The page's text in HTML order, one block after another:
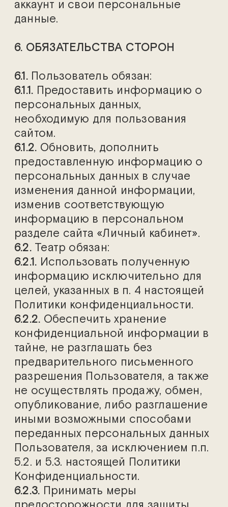
аккаунт и свои персональные
данные.
6. ОБЯЗАТЕЛЬСТВА СТОРОН
6.1.Пользователь обязан:
6.1.1. Предоставить информацию о
персональных данных,
необходимую для пользования
сайтом.
6.1.2. Обновить, дополнить
предоставленную информацию о
персональных данных в случае
изменения данной информации,
изменив соответствующую
информацию в персональном
разделе сайта «Личный кабинет».
6.2.Театр обязан:
6.2.1. Использовать полученную
информацию исключительно для
целей, указанных в п. 4 настоящей
Политики конфиденциальности.
6.2.2. Обеспечить хранение
конфиденциальной информации в
тайне, не разглашать без
предварительного письменного
разрешения Пользователя, а также
не осуществлять продажу, обмен,
опубликование, либо разглашение
иными возможными способами
переданных персональных данных
Пользователя, за исключением п.п.
5.2. и 5.3. настоящей Политики
Конфиденциальности.
6.2.3. Принимать меры